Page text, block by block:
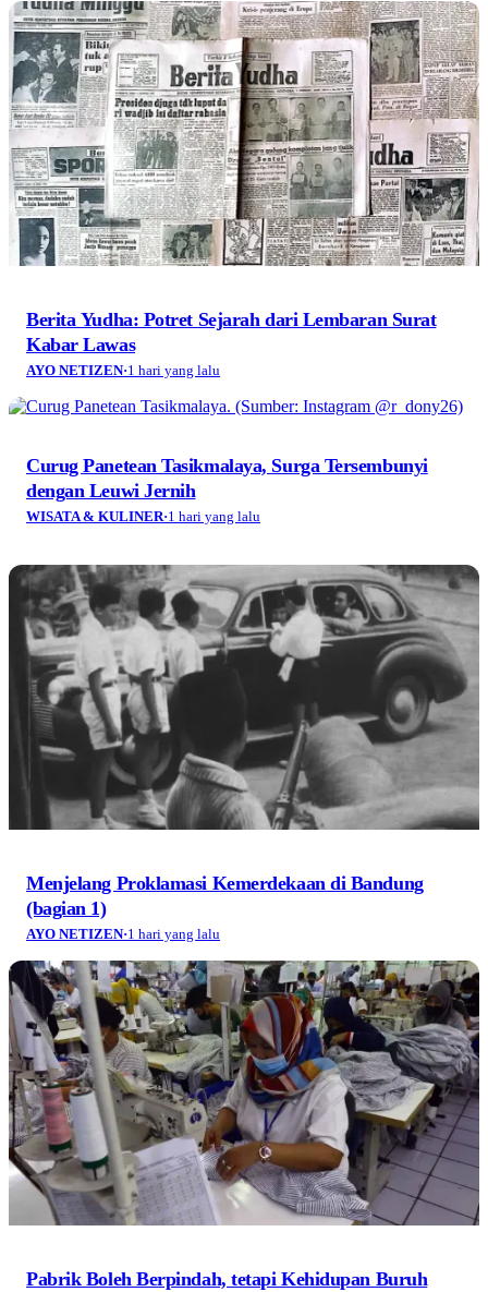
Berita Yudha: Potret Sejarah dari Lembaran Surat
Kabar Lawas
AYO NETIZEN·1 hari yang lalu
Curug Panetean Tasikmalaya, Surga Tersembunyi
dengan Leuwi Jernih
WISATA & KULINER·1 hari yang lalu
Menjelang Proklamasi Kemerdekaan di Bandung
(bagian 1)
AYO NETIZEN·1 hari yang lalu
Pabrik Boleh Berpindah, tetapi Kehidupan Buruh